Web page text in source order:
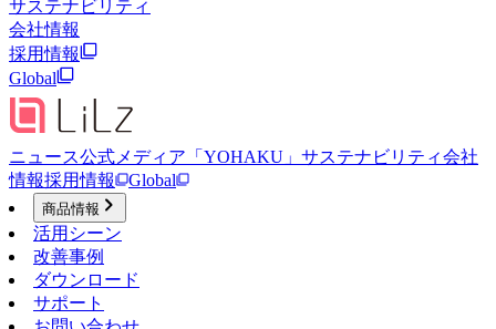
サステナビリティ
会社情報
採用情報
Global
ニュース公式メディア「YOHAKU」 サステナビリティ会社
情報採用情報 Global
商品情報
活用シーン
改善事例
ダウンロード
サポート